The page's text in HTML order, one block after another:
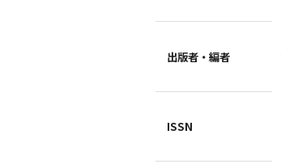
出版者・編者
ISSN